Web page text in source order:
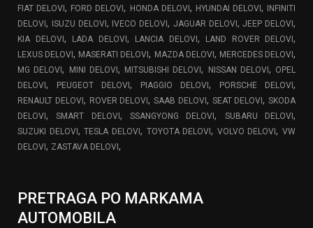
FIAT DELOVI, FORD DELOVI, HONDA DELOVI , HYUNDAI DELOVI ,
INFINITI
DELOVI , ISUZU DELOVI , IVECO DELOVI , JAGUAR DELOVI ,JEEP DELOVI ,
KIA DELOVI , LADA DELOVI , LANCIA DELOVI , LAND ROVER DELOVI ,
LEXUS DELOVI, MASERATI DELOVI, MAZDA DELOVI , MERCEDES DELOVI,
MG DELOVI, MINI DELOVI , MITSUBISHI DELOVI, NISSAN DELOVI , OPEL
DELOVI , PEUGEOT DELOVI , PIAGGIO DELOVI , PORSCHE DELOVI ,
RENAULT DELOVI , ROVER DELOVI, SAAB DELOVI , SEAT DELOVI, SKODA
DELOVI ,SMART DELOVI ,SSANGYONG DELOVI, SUBARU DELOVI,
SUZUKI DELOVI ,TESLA DELOVI , TOYOTA DELOVI, VOLVO DELOVI, VW
DELOVI , ZASTAVA DELOVI ,
PRETRAGA PO MARKAMA
AUTOMOBILA